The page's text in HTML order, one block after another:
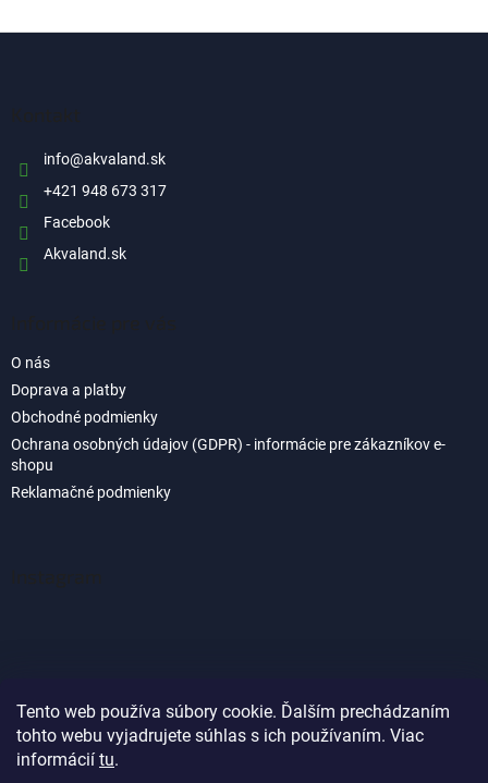
Tento web používa súbory cookie. Ďalším prechádzaním
tohto webu vyjadrujete súhlas s ich používaním. Viac
informácií tu.
info@akvaland.sk
+421 948 673 317
Facebook
Akvaland.sk
O nás
Doprava a platby
Obchodné podmienky
Ochrana osobných údajov (GDPR) - informácie pre zákazníkov e-
shopu
Reklamačné podmienky
Sledovať na Instagrame